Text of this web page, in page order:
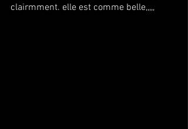
clairmment. elle est comme belle,,,,,